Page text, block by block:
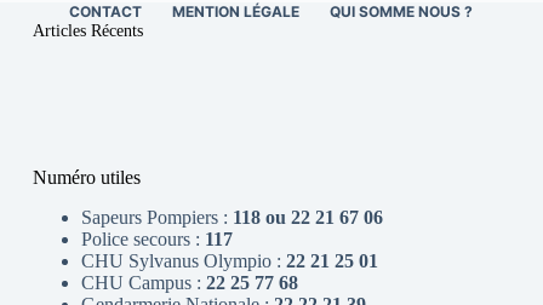
CONTACT MENTION LÉGALE QUI SOMME NOUS ?
Articles Récents
Numéro utiles
Sapeurs Pompiers : 118 ou 22 21 67 06
Police secours : 117
CHU Sylvanus Olympio : 22 21 25 01
CHU Campus : 22 25 77 68